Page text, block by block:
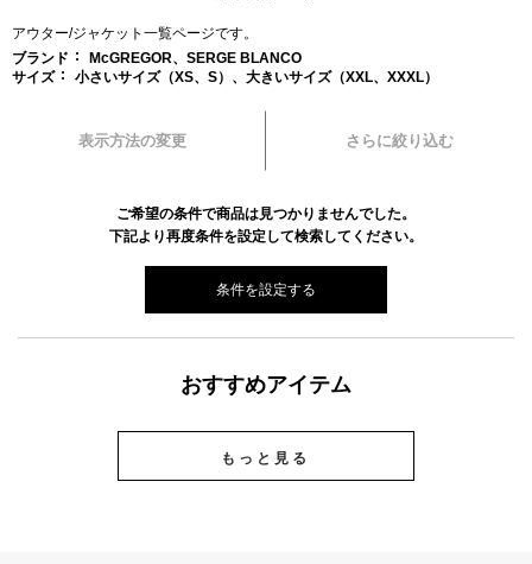
アウター/ジャケット一覧ページです。
ブランド
McGREGOR、SERGE BLANCO
サイズ
小さいサイズ（XS、S）、大きいサイズ（XXL、XXXL）
表示方法の変更 さらに絞り込む
ご希望の条件で商品は見つかりませんでした。
下記より再度条件を設定して検索してください。
条件を設定する
おすすめアイテム
もっと見る